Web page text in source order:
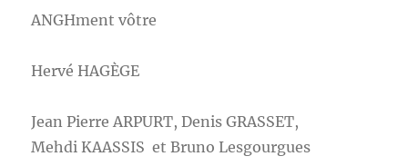
ANGHment vôtre
Hervé HAGÈGE
Jean Pierre ARPURT, Denis GRASSET,
Mehdi KAASSIS et Bruno Lesgourgues